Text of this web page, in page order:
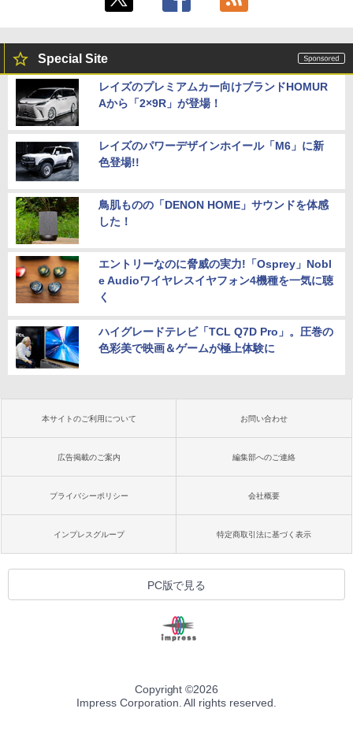
Special Site
レイズのプレミアムカー向けブランドHOMUR
Aから「2×9R」が登場！
レイズのパワーデザインホイール「M6」に新
色登場!!
鳥肌ものの「DENON HOME」サウンドを体感
した！
エントリーなのに脅威の実力!「Osprey」Nobl
e Audioワイヤレスイヤフォン4機種を一気に聴
く
ハイグレードテレビ「TCL Q7D Pro」。圧巻の
色彩美で映画＆ゲームが極上体験に
本サイトのご利用について お問い合わせ
広告掲載のご案内 編集部へのご連絡
プライバシーポリシー 会社概要
インプレスグループ 特定商取引法に基づく表示
PC版で見る
Copyright ©2026
Impress Corporation. All rights reserved.